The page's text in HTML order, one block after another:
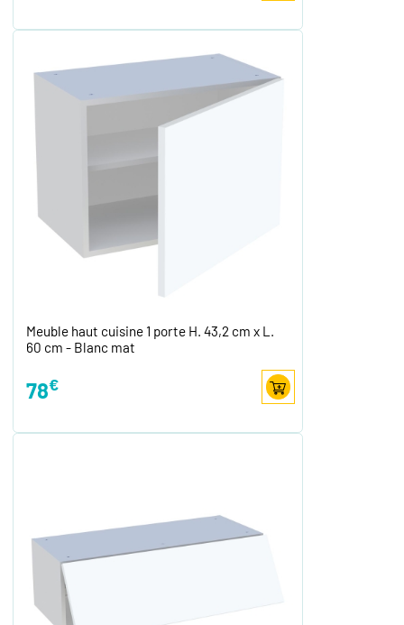
Meuble haut cuisine 1 porte H. 43,2 cm x L.
60 cm - Blanc mat
78€